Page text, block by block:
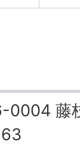
0004 藤